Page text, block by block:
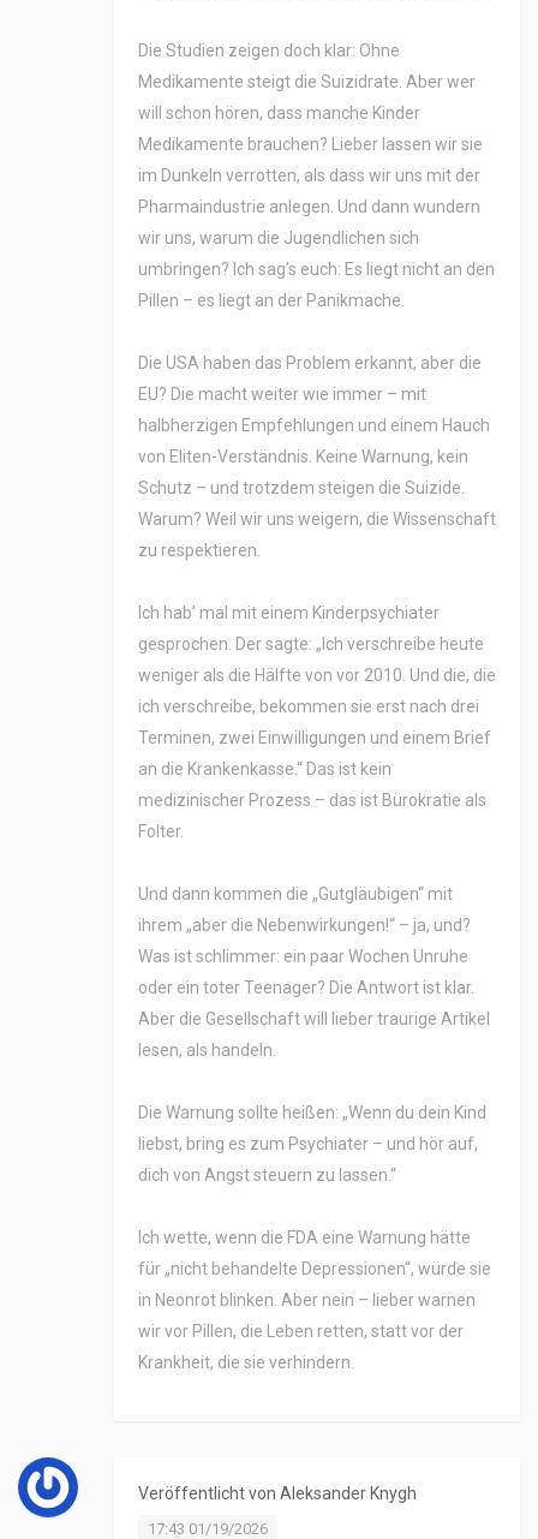
Die Studien zeigen doch klar: Ohne
Medikamente steigt die Suizidrate. Aber wer
will schon hören, dass manche Kinder
Medikamente brauchen? Lieber lassen wir sie
im Dunkeln verrotten, als dass wir uns mit der
Pharmaindustrie anlegen. Und dann wundern
wir uns, warum die Jugendlichen sich
umbringen? Ich sag’s euch: Es liegt nicht an den
Pillen – es liegt an der Panikmache.
Die USA haben das Problem erkannt, aber die
EU? Die macht weiter wie immer – mit
halbherzigen Empfehlungen und einem Hauch
von Eliten-Verständnis. Keine Warnung, kein
Schutz – und trotzdem steigen die Suizide.
Warum? Weil wir uns weigern, die Wissenschaft
zu respektieren.
Ich hab’ mal mit einem Kinderpsychiater
gesprochen. Der sagte: „Ich verschreibe heute
weniger als die Hälfte von vor 2010. Und die, die
ich verschreibe, bekommen sie erst nach drei
Terminen, zwei Einwilligungen und einem Brief
an die Krankenkasse.“ Das ist kein
medizinischer Prozess – das ist Bürokratie als
Folter.
Und dann kommen die „Gutgläubigen“ mit
ihrem „aber die Nebenwirkungen!“ – ja, und?
Was ist schlimmer: ein paar Wochen Unruhe
oder ein toter Teenager? Die Antwort ist klar.
Aber die Gesellschaft will lieber traurige Artikel
lesen, als handeln.
Die Warnung sollte heißen: „Wenn du dein Kind
liebst, bring es zum Psychiater – und hör auf,
dich von Angst steuern zu lassen.“
Ich wette, wenn die FDA eine Warnung hätte
für „nicht behandelte Depressionen“, würde sie
in Neonrot blinken. Aber nein – lieber warnen
wir vor Pillen, die Leben retten, statt vor der
Krankheit, die sie verhindern.
Veröffentlicht von Aleksander Knygh
17:43 01/19/2026